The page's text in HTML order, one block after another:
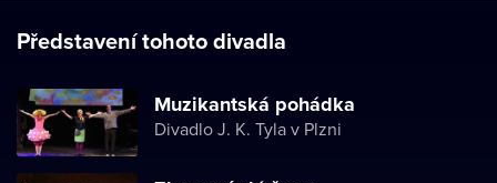
Představení tohoto divadla
Muzikantská pohádka
Divadlo J. K. Tyla v Plzni